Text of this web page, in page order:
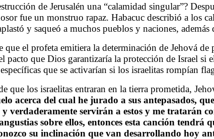
de Jerusalén una “calamidad singular”?
fue un monstruo rapaz. Habacuc describió a los
y saqueó a muchos pueblos y naciones,
que el profeta emitiera la determinación de Jehová
pacto que Dios garantizaría la protección de Israel
que se activarían si los israelitas rompían
que los israelitas entraran en la tierra prometida,
acerca del cual he jurado a sus antepasados,
verdaderamente servirán a estos y me tratarán
sobre ellos, entonces esta canción
su inclinación que van desarrollando hoy